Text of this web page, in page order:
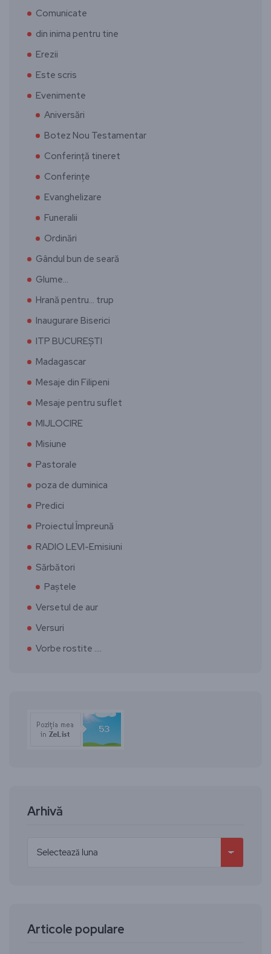
Comunicate
din inima pentru tine
Erezii
Este scris
Evenimente
Aniversări
Botez Nou Testamentar
Conferință tineret
Conferințe
Evanghelizare
Funeralii
Ordinări
Gândul bun de seară
Glume…
Hrană pentru… trup
Inaugurare Biserici
ITP BUCUREȘTI
Madagascar
Mesaje din Filipeni
Mesaje pentru suflet
MIJLOCIRE
Misiune
Pastorale
poza de duminica
Predici
Proiectul Împreună
RADIO LEVI-Emisiuni
Sărbători
Paștele
Versetul de aur
Versuri
Vorbe rostite ….
Arhivă
Articole populare